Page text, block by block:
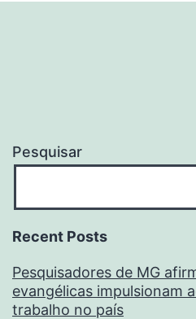
Pesquisar
Recent Posts
Pesquisadores de MG
evangélicas impulsionam
trabalho no país